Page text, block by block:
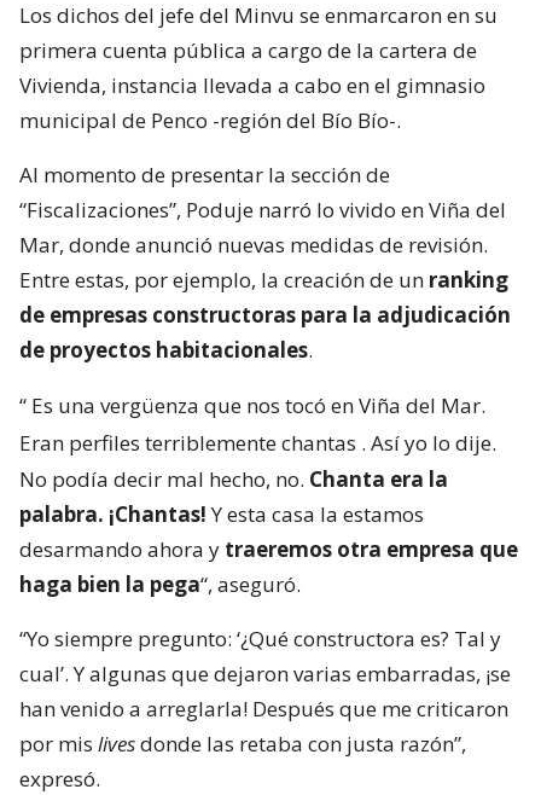
Los dichos del jefe del Minvu se enmarcaron en su
primera cuenta pública a cargo de la cartera de
Vivienda, instancia llevada a cabo en el gimnasio
municipal de Penco -región del Bío Bío-.
Al momento de presentar la sección de
“Fiscalizaciones”, Poduje narró lo vivido en Viña del
Mar, donde anunció nuevas medidas de revisión.
Entre estas, por ejemplo, la creación de un ranking
de empresas constructoras para la adjudicación
de proyectos habitacionales.
“ Es una vergüenza que nos tocó en Viña del Mar.
Eran perfiles terriblemente chantas . Así yo lo dije.
No podía decir mal hecho, no. Chanta era la
palabra. ¡Chantas!Y esta casa la estamos
desarmando ahora y traeremos otra empresa que
haga bien la pega“, aseguró.
“Yo siempre pregunto: ‘¿Qué constructora es? Tal y
cual’. Y algunas que dejaron varias embarradas, ¡se
han venido a arreglarla! Después que me criticaron
por mis livesdonde las retaba con justa razón”,
expresó.